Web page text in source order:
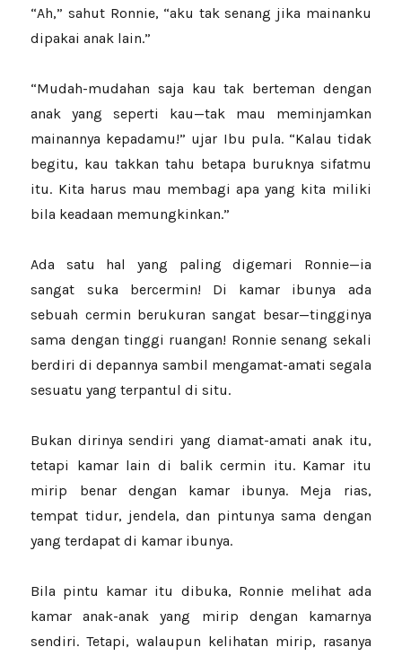
“Ah,” sahut Ronnie, “aku tak senang jika mainanku
dipakai anak lain.”
“Mudah-mudahan saja kau tak berteman dengan
anak yang seperti kau—tak mau meminjamkan
mainannya kepadamu!” ujar Ibu pula. “Kalau tidak
begitu, kau takkan tahu betapa buruknya sifatmu
itu. Kita harus mau membagi apa yang kita miliki
bila keadaan memungkinkan.”
Ada satu hal yang paling digemari Ronnie—ia
sangat suka bercermin! Di kamar ibunya ada
sebuah cermin berukuran sangat besar—tingginya
sama dengan tinggi ruangan! Ronnie senang sekali
berdiri di depannya sambil mengamat-amati segala
sesuatu yang terpantul di situ.
Bukan dirinya sendiri yang diamat-amati anak itu,
tetapi kamar lain di balik cermin itu. Kamar itu
mirip benar dengan kamar ibunya. Meja rias,
tempat tidur, jendela, dan pintunya sama dengan
yang terdapat di kamar ibunya.
Bila pintu kamar itu dibuka, Ronnie melihat ada
kamar anak-anak yang mirip dengan kamarnya
sendiri. Tetapi, walaupun kelihatan mirip, rasanya